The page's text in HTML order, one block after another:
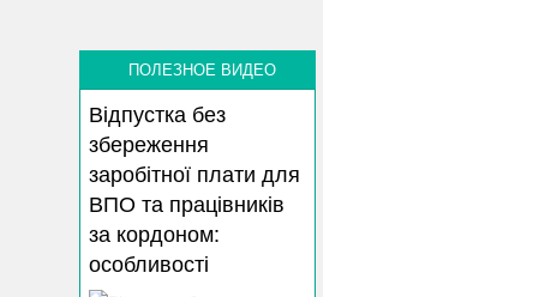
ПОЛЕЗНОЕ ВИДЕО
Відпустка без
збереження
заробітної плати для
ВПО та працівників
за кордоном:
особливості